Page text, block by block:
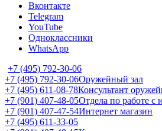
Вконтакте
Telegram
YouTube
Одноклассники
WhatsApp
+7 (495) 792-30-06
+7 (495) 792-30-06Оружейный зал
+7 (495) 611-08-78Консультант
+7 (901) 407-48-05Отдела по работе
+7 (901) 407-47-54Интернет магазин
+7 (495) 611-33-05